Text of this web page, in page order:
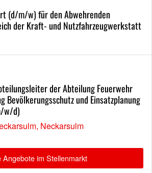
(d/m/w) für den Abwehrenden
der Kraft- und Nutzfahrzeugwerkstatt
der Abteilung Feuerwehr
Bevölkerungsschutz und Einsatzplanung
w/d)
Neckarsulm
Angebote im Stellenmarkt